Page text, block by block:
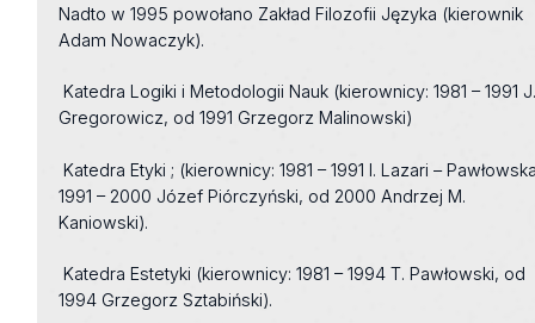
Nadto w 1995 powołano Zakład Filozofii Języka (kierownik
Adam Nowaczyk).
Katedra Logiki i Metodologii Nauk (kierownicy: 1981 – 1991
Gregorowicz, od 1991 Grzegorz Malinowski)
Katedra Etyki ; (kierownicy: 1981 – 1991 I. Lazari –
1991 – 2000 Józef Piórczyński, od 2000 Andrzej M.
Kaniowski).
Katedra Estetyki (kierownicy: 1981 – 1994 T. Pawłowski, od
1994 Grzegorz Sztabiński).